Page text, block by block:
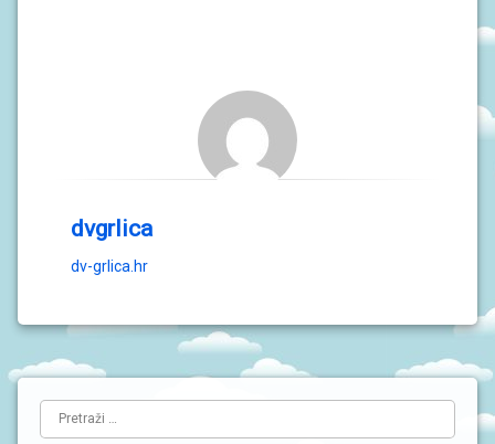
dvgrlica
dv-grlica.hr
Pretraži: